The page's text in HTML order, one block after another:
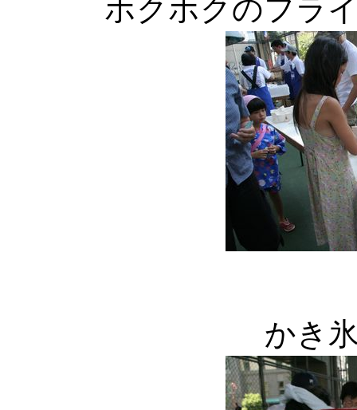
ホクホクのフラ
かき